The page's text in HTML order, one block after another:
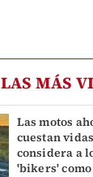
LAS MÁS
Las motos
cuestan
considera a
'bikers'